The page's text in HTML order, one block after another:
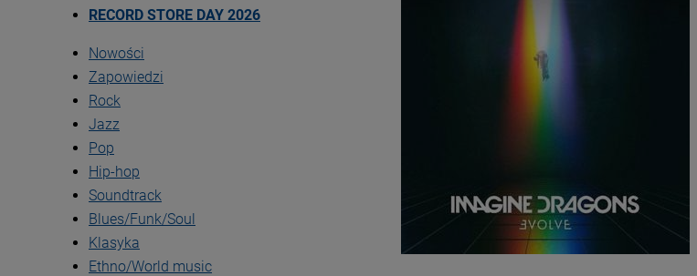
RECORD STORE DAY 2026
Nowości
Zapowiedzi
Rock
Jazz
Pop
Hip-hop
Soundtrack
Blues/Funk/Soul
Klasyka
Ethno/World music